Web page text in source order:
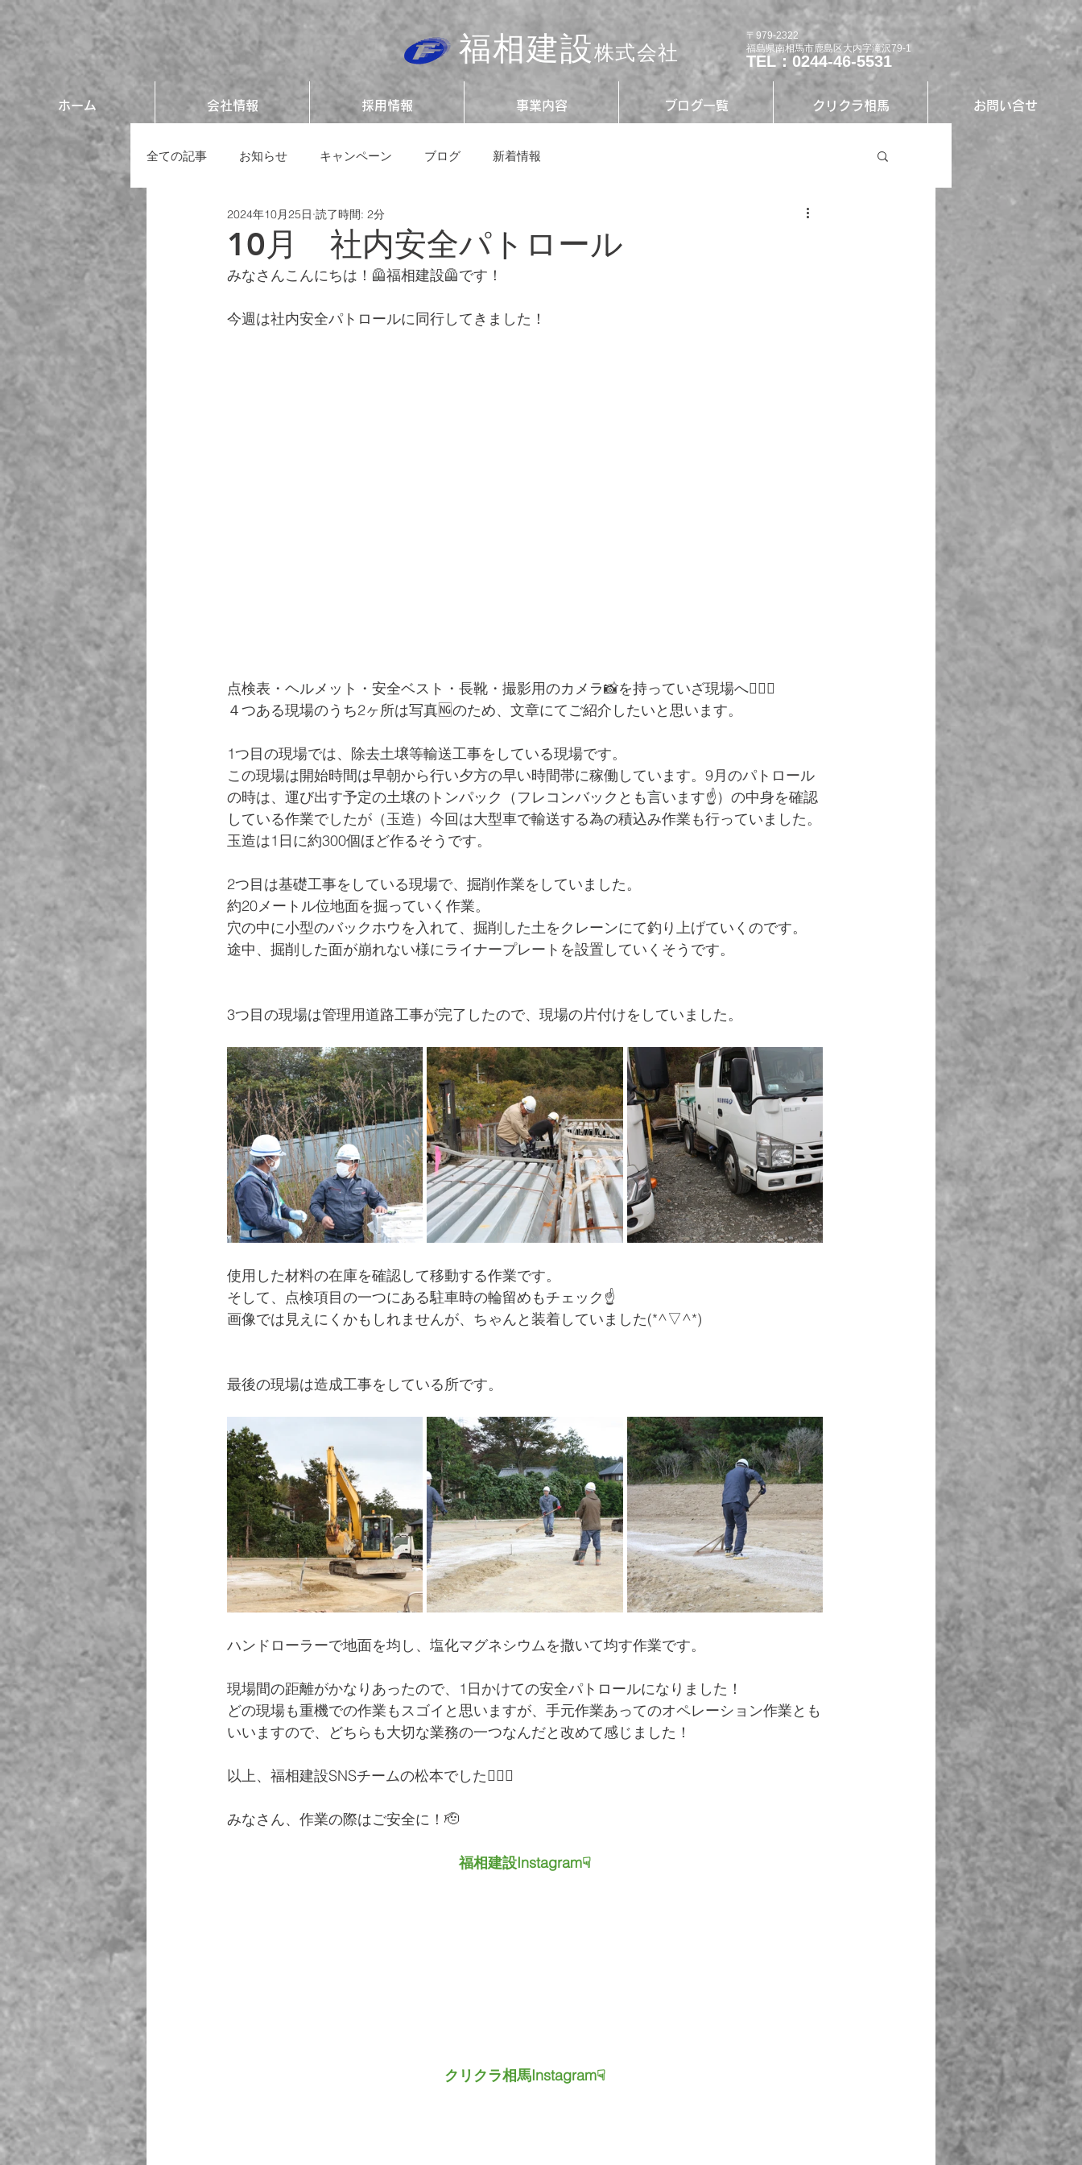
福相建設株式会社
〒979-2322
福島県南相馬市鹿島区大内字滝沢79-1
TEL：0244-46-5531
ホーム 会社情報 採用情報 事業内容 ブログ一覧 クリクラ相馬 お問い合せ
全ての記事 お知らせ キャンペーン ブログ 新着情報
10月 社内安全パトロール
2024年10月25日 読了時間: 2分
みなさんこんにちは！🦺福相建設🦺です！
今週は社内安全パトロールに同行してきました！
点検表・ヘルメット・安全ベスト・長靴・撮影用のカメラ📸を持っていざ現場へ👷🏻‍♀️
４つある現場のうち2ヶ所は写真🆖のため、文章にてご紹介したいと思います。
1つ目の現場では、除去土壌等輸送工事をしている現場です。
この現場は開始時間は早朝から行い夕方の早い時間帯に稼働しています。9月のパトロール
の時は、運び出す予定の土壌のトンパック（フレコンバックとも言います☝️）の中身を確認
している作業でしたが（玉造）今回は大型車で輸送する為の積込み作業も行っていました。
玉造は1日に約300個ほど作るそうです。
2つ目は基礎工事をしている現場で、掘削作業をしていました。
約20メートル位地面を掘っていく作業。
穴の中に小型のバックホウを入れて、掘削した土をクレーンにて釣り上げていくのです。
途中、掘削した面が崩れない様にライナープレートを設置していくそうです。
3つ目の現場は管理用道路工事が完了したので、現場の片付けをしていました。
使用した材料の在庫を確認して移動する作業です。
そして、点検項目の一つにある駐車時の輪留めもチェック☝️
画像では見えにくかもしれませんが、ちゃんと装着していました(*^▽^*)
最後の現場は造成工事をしている所です。
ハンドローラーで地面を均し、塩化マグネシウムを撒いて均す作業です。
現場間の距離がかなりあったので、1日かけての安全パトロールになりました！
どの現場も重機での作業もスゴイと思いますが、手元作業あってのオペレーション作業とも
いいますので、どちらも大切な業務の一つなんだと改めて感じました！
以上、福相建設SNSチームの松本でした💁🏻‍♀️
みなさん、作業の際はご安全に！🫡
福相建設Instagram☟
クリクラ相馬Instagram☟